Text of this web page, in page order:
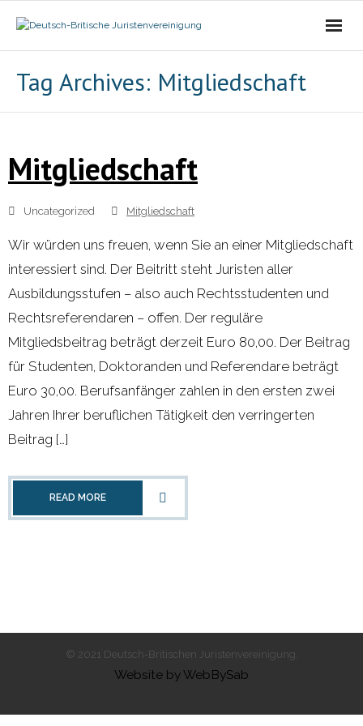
- Der Vorstand
Alle Tagungen
- 2021 - 2025
- 2011 - 2020
- 2000 - 2010
Förderprojekte
- Druckkostenzuschüsse Und Stipendien
- Referendare
Kontakt
Tag Archives: Mitgliedschaft
Mitgliedschaft
Uncategorized Mitgliedschaft
Wir würden uns freuen, wenn Sie an einer Mitgliedschaft
interessiert sind. Der Beitritt steht Juristen aller
Ausbildungsstufen – also auch Rechtsstudenten und
Rechtsreferendaren – offen. Der reguläre
Mitgliedsbeitrag beträgt derzeit Euro 80,00. Der Beitrag
für Studenten, Doktoranden und Referendare beträgt
Euro 30,00. Berufsanfänger zahlen in den ersten zwei
Jahren Ihrer beruflichen Tätigkeit den verringerten
Beitrag […]
READ MORE
© 2021 Deutsch-Britischen Juristenvereinigung.
Website by WebBySab